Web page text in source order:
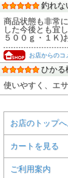
釣れな
商品状態も非常
した今後とも宜
５００ｇ・１Ｋ)
お店からのコ
ひかる
使いやすく、エ
お店のトップ
カートを見る
ご利用案内